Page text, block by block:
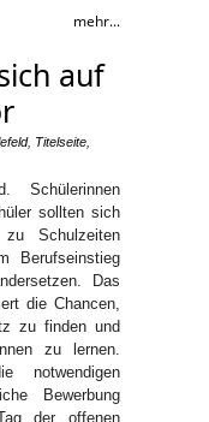
mehr...
auf
, Titelseite
Schülerinnen
sollten sich
zu Schulzeiten
Berufseinstieg
Das
die Chancen,
zu finden und
zu lernen.
notwendigen
Bewerbung
der offenen